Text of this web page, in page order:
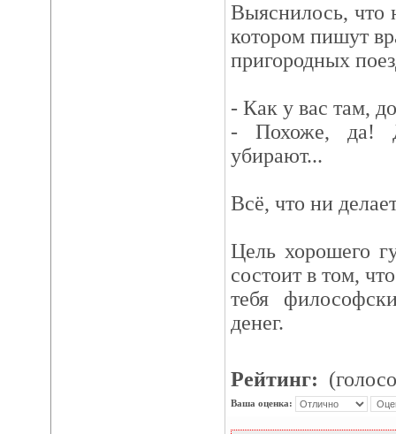
Выяснилось, что
котором пишут
пригородных
- Как у вас там,
- Похоже, да!
убирают...
Всё, что ни
Цель хорошего
состоит в том,
тебя
денег.
Рейтинг:
Ваша оценка: